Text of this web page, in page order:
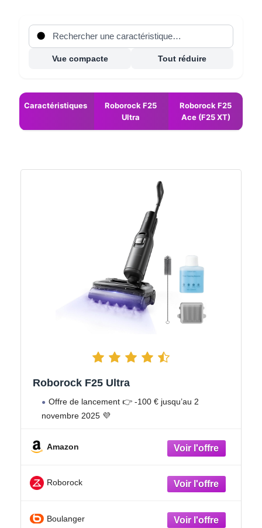
Vue compacte Tout réduire
Caractéristiques
Roborock F25
Ultra
Roborock F25
Ace (F25 XT)
Roborock F25 Ultra
Offre de lancement 👉 -100 € jusqu’au 2
novembre 2025 💜
Amazon
Roborock
Boulanger